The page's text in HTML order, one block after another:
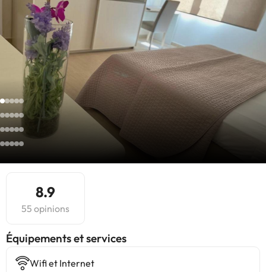
8.9
55 opinions
​Équipements et services
Wifi et Internet